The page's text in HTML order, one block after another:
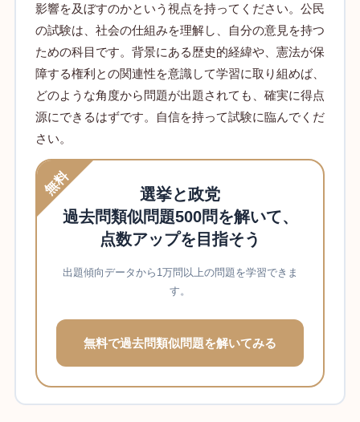
影響を及ぼすのかという視点を持ってください。公民
の試験は、社会の仕組みを理解し、自分の意見を持つ
ための科目です。背景にある歴史的経緯や、憲法が保
障する権利との関連性を意識して学習に取り組めば、
どのような角度から問題が出題されても、確実に得点
源にできるはずです。自信を持って試験に臨んでくだ
さい。
無料
選挙と政党
過去問類似問題500問を解いて、
点数アップを目指そう
出題傾向データから1万問以上の問題を学習できま
す。
無料で過去問類似問題を解いてみる